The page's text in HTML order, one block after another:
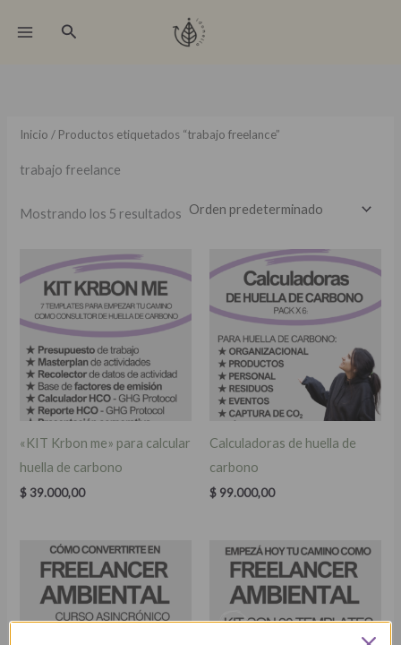
Buscar
Inicio / Productos etiquetados “trabajo freelance”
trabajo freelance
Mostrando los 5 resultados
«KIT Krbon me» para calcular
huella de carbono
$ 39.000,00
Calculadoras de huella de
carbono
$ 99.000,00